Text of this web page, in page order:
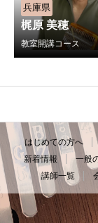
兵庫県
梶原 美穂
教室開講コース
はじめての方へ
新着情報
一般
講師一覧